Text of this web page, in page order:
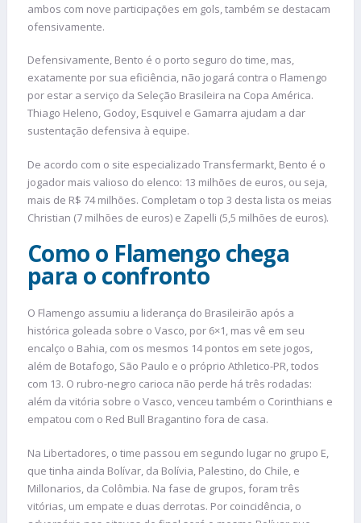
ambos com nove participações em gols, também se destacam
ofensivamente.
Defensivamente, Bento é o porto seguro do time, mas,
exatamente por sua eficiência, não jogará contra o Flamengo
por estar a serviço da Seleção Brasileira na Copa América.
Thiago Heleno, Godoy, Esquivel e Gamarra ajudam a dar
sustentação defensiva à equipe.
De acordo com o site especializado Transfermarkt, Bento é o
jogador mais valioso do elenco: 13 milhões de euros, ou seja,
mais de R$ 74 milhões. Completam o top 3 desta lista os meias
Christian (7 milhões de euros) e Zapelli (5,5 milhões de euros).
Como o Flamengo chega
para o confronto
O Flamengo assumiu a liderança do Brasileirão após a
histórica goleada sobre o Vasco, por 6×1, mas vê em seu
encalço o Bahia, com os mesmos 14 pontos em sete jogos,
além de Botafogo, São Paulo e o próprio Athletico-PR, todos
com 13. O rubro-negro carioca não perde há três rodadas:
além da vitória sobre o Vasco, venceu também o Corinthians e
empatou com o Red Bull Bragantino fora de casa.
Na Libertadores, o time passou em segundo lugar no grupo E,
que tinha ainda Bolívar, da Bolívia, Palestino, do Chile, e
Millonarios, da Colômbia. Na fase de grupos, foram três
vitórias, um empate e duas derrotas. Por coincidência, o